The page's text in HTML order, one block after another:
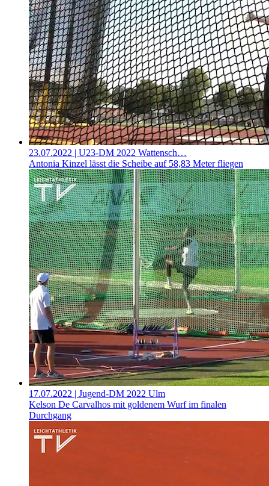
23.07.2022 | U23-DM 2022 Wattensch…
Antonia Kinzel lässt die Scheibe auf 58,83 Meter fliegen
17.07.2022 | Jugend-DM 2022 Ulm
Kelson De Carvalhos mit goldenem Wurf im finalen
Durchgang